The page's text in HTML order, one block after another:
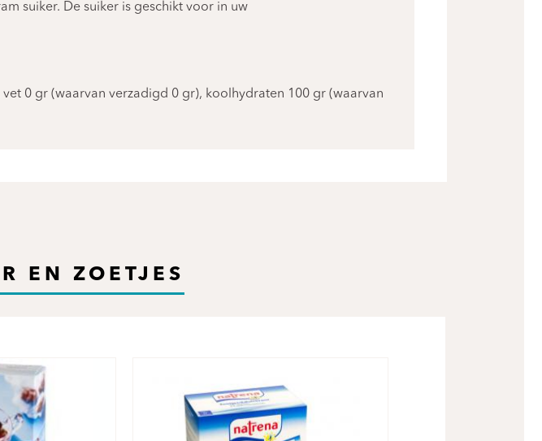
suiker. De suiker is geschikt voor in uw
0 gr (waarvan verzadigd 0 gr), koolhydraten 100 gr (waarvan
EN ZOETJES